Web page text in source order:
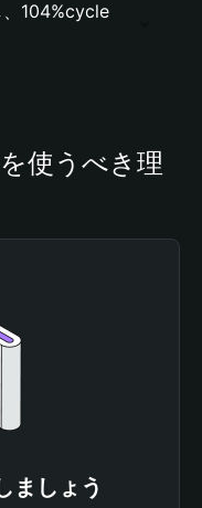
104%cycle
使うべき理
ましょう